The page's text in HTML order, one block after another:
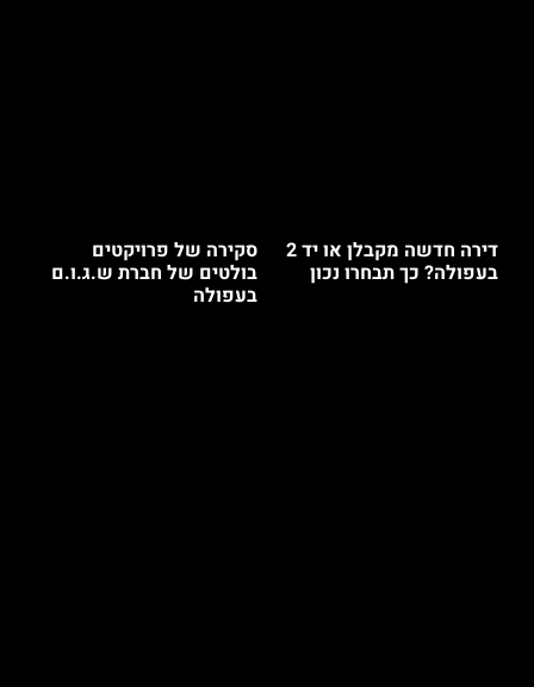
דירה חדשה מקבלן או יד 2
בעפולה? כך תבחרו נכון
סקירה של פרויקטים
בולטים של חברת ש.ג.ו.ם
בעפולה